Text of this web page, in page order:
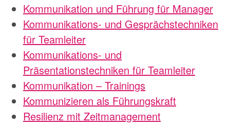
Kommunikation und Führung für Manager
Kommunikations- und Gesprächstechniken
für Teamleiter
Kommunikations- und
Präsentationstechniken für Teamleiter
Kommunikation – Trainings
Kommunizieren als Führungskraft
Resilienz mit Zeitmanagement